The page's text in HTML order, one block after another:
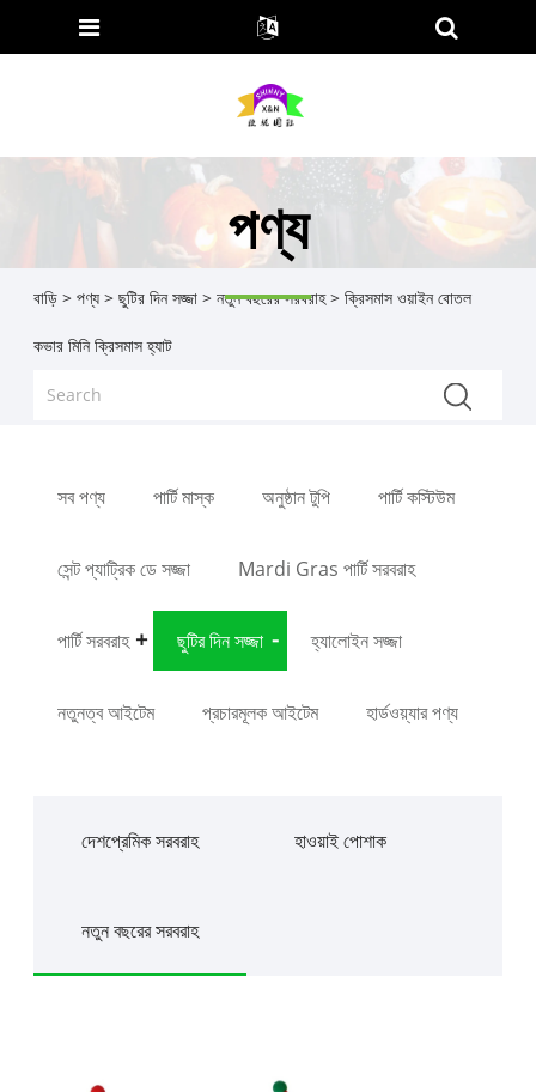
পণ্য
বাড়ি > পণ্য> ছুটির দিন সজ্জা> নতুন বছরের সরবরাহ> ক্রিসমাস ওয়াইন বোতল
কভার মিনি ক্রিসমাস হ্যাট
সব পণ্য পার্টি মাস্ক অনুষ্ঠান টুপি পার্টি কস্টিউম
সেন্ট প্যাট্রিক ডে সজ্জা Mardi Gras পার্টি সরবরাহ
পার্টি সরবরাহ ছুটির দিন সজ্জা হ্যালোইন সজ্জা
নতুনত্ব আইটেম প্রচারমূলক আইটেম হার্ডওয়্যার পণ্য
দেশপ্রেমিক সরবরাহ হাওয়াই পোশাক
নতুন বছরের সরবরাহ